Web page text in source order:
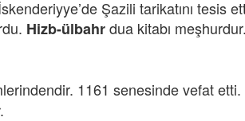
Şazili tarikatını tesis
Hizb-ülbahrdua kitabı
1161 senesinde vefat etti.